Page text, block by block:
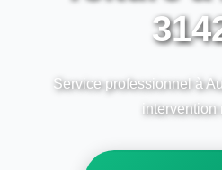
Service professionnel à
intervention